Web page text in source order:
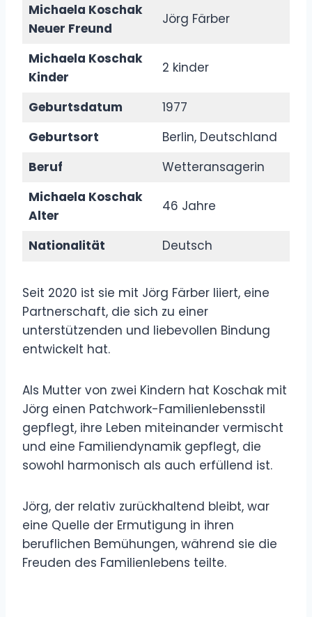
Michaela Koschak
Neuer Freund
Jörg Färber
Michaela Koschak
Kinder
2 kinder
Geburtsdatum
1977
Geburtsort
Berlin, Deutschland
Beruf
Wetteransagerin
Michaela Koschak
Alter
46 Jahre
Nationalität Deutsch
Seit 2020 ist sie mit Jörg Färber liiert, eine
Partnerschaft, die sich zu einer
unterstützenden und liebevollen Bindung
entwickelt hat.
Als Mutter von zwei Kindern hat Koschak mit
Jörg einen Patchwork-Familienlebensstil
gepflegt, ihre Leben miteinander vermischt
und eine Familiendynamik gepflegt, die
sowohl harmonisch als auch erfüllend ist.
Jörg, der relativ zurückhaltend bleibt, war
eine Quelle der Ermutigung in ihren
beruflichen Bemühungen, während sie die
Freuden des Familienlebens teilte.